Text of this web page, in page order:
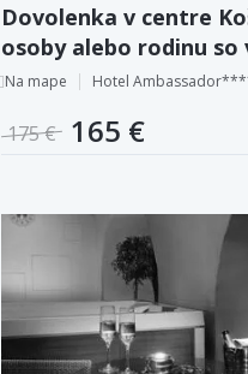
Dovolenka v centre
osoby alebo rodinu so
wellness v hoteli
Na mape Hotel
175 € 165 €